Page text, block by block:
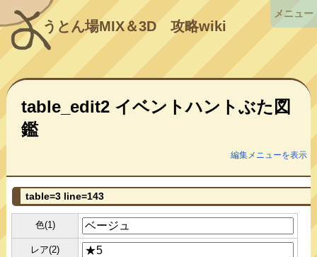
うとん場MIX＆3D攻略wiki
table_edit2 イベントハントぶた図
鑑
編集メニューを表示
table=3 line=143
色(1)
レア(2)
メニュー